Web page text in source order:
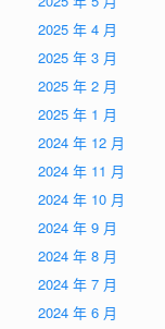
2025 年 4 月
2025 年 3 月
2025 年 2 月
2025 年 1 月
2024 年 12 月
2024 年 11 月
2024 年 10 月
2024 年 9 月
2024 年 8 月
2024 年 7 月
2024 年 6 月